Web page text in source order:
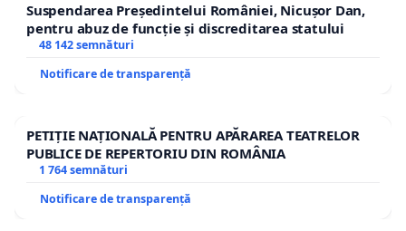
Suspendarea Președintelui României, Nicușor Dan,
pentru abuz de funcție și discreditarea statului
48 142 semnături
Notificare de transparență
PETIȚIE NAȚIONALĂ PENTRU APĂRAREA TEATRELOR
PUBLICE DE REPERTORIU DIN ROMÂNIA
1 764 semnături
Notificare de transparență